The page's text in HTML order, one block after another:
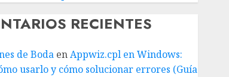
RECIENTES
de BodaenAppwiz.cpl en Windows:
usarlo y cómo solucionar errores (Guía